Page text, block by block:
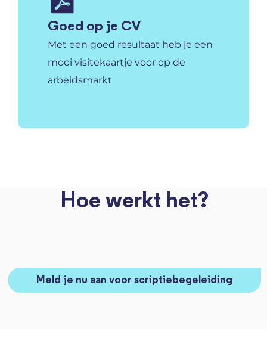
Goed op je CV
Met een goed resultaat heb je een
mooi visitekaartje voor op de
arbeidsmarkt
Hoe werkt het?
Meld je nu aan voor scriptiebegeleiding